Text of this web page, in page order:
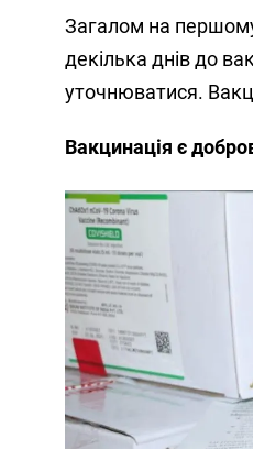
Загалом на
декілька днів до
уточнюватися.
Вакцинація є